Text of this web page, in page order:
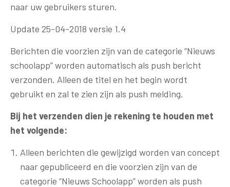
naar uw gebruikers sturen.
Update 25-04-2018 versie 1.4
Berichten die voorzien zijn van de categorie “Nieuws
schoolapp” worden automatisch als push bericht
verzonden. Alleen de titel en het begin wordt
gebruikt en zal te zien zijn als push melding.
Bij het verzenden dien je rekening te houden met
het volgende:
Alleen berichten die gewijzigd worden van concept
naar gepubliceerd en die voorzien zijn van de
categorie “Nieuws Schoolapp” worden als push